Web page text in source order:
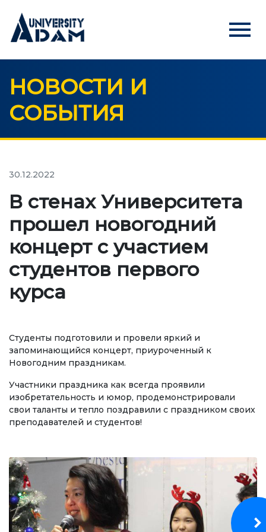
menu
Русский Кыргызча English
ГЛАВНАЯ
АБИТУРИЕНТАМ
УНИВЕРСИТЕТ
О нас
Обращение ректора
Регламентирующие документы
Руководство
Подразделения
Нормативные документы
Предложения и жалобы
Нет Коррупции!
credit_cardСТРАНИЦА ОПЛАТЫ
УРОВНИ ОБРАЗОВАНИЯ
НОВОСТИ И
СОБЫТИЯ
30.12.2022
В стенах Университета
прошел новогодний
концерт с участием
студентов первого
курса
Студенты подготовили и провели яркий и
запоминающийся концерт, приуроченный к
Новогодним праздникам.
Участники праздника как всегда проявили
изобретательность и юмор, продемонстрировали
свои таланты и тепло поздравили с праздником своих
преподавателей и студентов!